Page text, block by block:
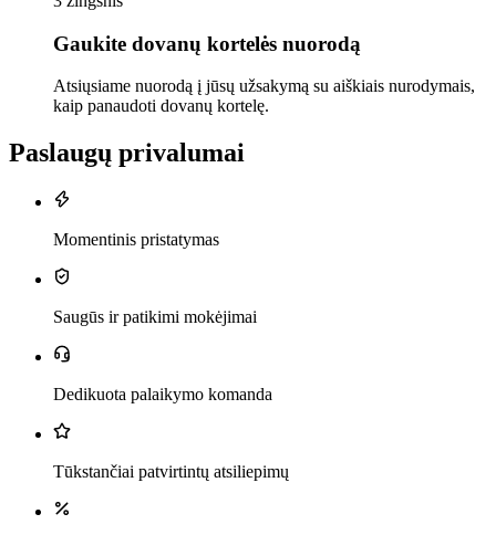
Gaukite dovanų kortelės nuorodą
Atsiųsiame nuorodą į jūsų užsakymą su aiškiais nurodymais,
kaip panaudoti dovanų kortelę.
Paslaugų privalumai
Momentinis pristatymas
Saugūs ir patikimi mokėjimai
Dedikuota palaikymo komanda
Tūkstančiai patvirtintų atsiliepimų